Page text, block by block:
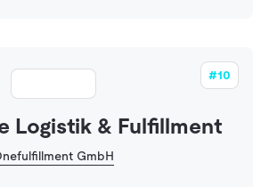
#10
Logistik & Fulfillment
GmbH